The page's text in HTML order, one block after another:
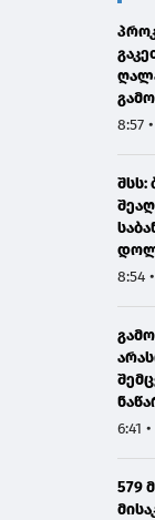
8:57
8:54
6:41
579